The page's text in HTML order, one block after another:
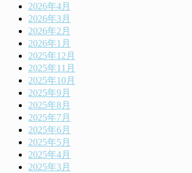
2026年4月
2026年3月
2026年2月
2026年1月
2025年12月
2025年11月
2025年10月
2025年9月
2025年8月
2025年7月
2025年6月
2025年5月
2025年4月
2025年3月